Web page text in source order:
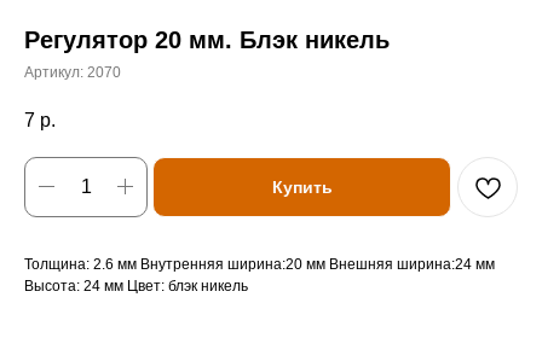
Регулятор 20 мм. Блэк никель
Артикул: 2070
7 р.
Купить
Толщина: 2.6 мм Внутренняя ширина:20 мм Внешняя ширина:24 мм
Высота: 24 мм Цвет: блэк никель